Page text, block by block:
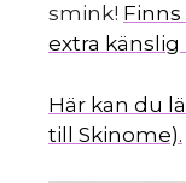
smink! Finns
extra känslig
Här kan du
till Skinome).